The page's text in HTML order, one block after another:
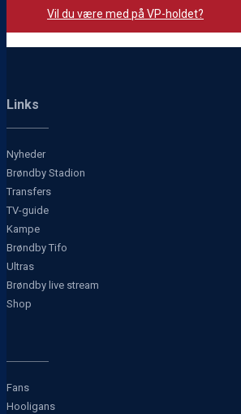
Vil du være med på VP-holdet?
Links
Nyheder
Brøndby Stadion
Transfers
TV-guide
Kampe
Brøndby Tifo
Ultras
Brøndby live stream
Shop
Fans
Hooligans